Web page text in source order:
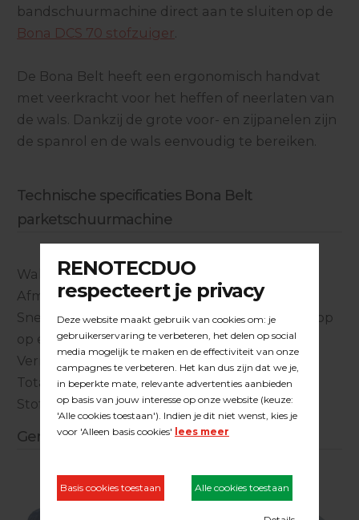
bandschuurmachine direct aan te sluiten op de
Bona DCS 70 stofzuiger.
De Bona Belt heeft een ergonomisch handvat
met veerkracht voor het heffen of neerlaten van
de wals. Dankzij de grote voor- en zijpanelen zijn
de spanrol en de wals eenvoudig te bereiken.
Technische specificaties Bona Belt
parketschuurmachine
Walsbreedte : 200 mm of 250 mm
Afmeting schuurband : 200 x 750 mm.
Snelstartfunctie : starten met 1 druk op de knop
op een 10 A zekering
Vermogen : 1-fase 2,2 kW
Totaal gewicht : 74 kg
Stofontlading : < 2 mg / m3 lucht
Gerelateerde producten